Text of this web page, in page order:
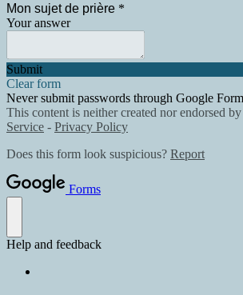
Mon sujet de prière *
Your answer
Submit
Clear form
Never submit passwords through Google
This content is neither created nor endorsed
Service - Privacy Policy
Does this form look suspicious? Report
Forms
Help and feedback